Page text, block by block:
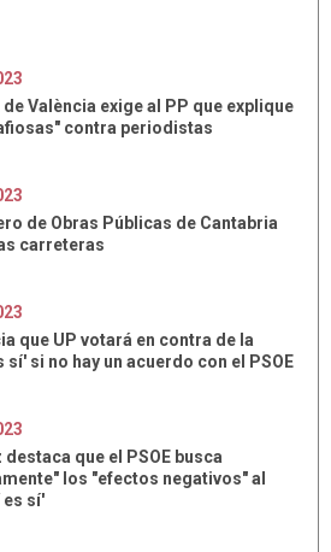
València exige al PP que explique
contra periodistas
de Obras Públicas de Cantabria
carreteras
que UP votará en contra de la
si no hay un acuerdo con el PSOE
destaca que el PSOE busca
los "efectos negativos" al
es sí'